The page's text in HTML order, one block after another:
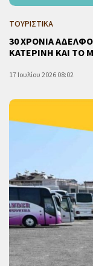
ΤΟΥΡΙΣΤΙΚΑ
30 ΧΡΟΝΙΑ
ΚΑΤΕΡΙΝΗ ΚΑΙ ΤΟ
17 Ιουλίου 2026 08:02